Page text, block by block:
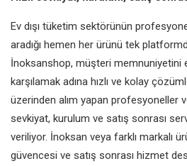
Ev dışı tüketim sektörünün
aradığı hemen her ürünü tek
İnoksanshop, müşteri memnuniyetini
karşılamak adına hızlı ve kolay
üzerinden alım yapan profesyoneller
sevkiyat, kurulum ve satış sonrası
veriliyor. İnoksan veya farklı markalı
güvencesi ve satış sonrası hizmet